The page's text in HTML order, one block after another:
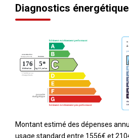
Diagnostics
Montant estimé des dépenses
usage standard entre 1556€ et